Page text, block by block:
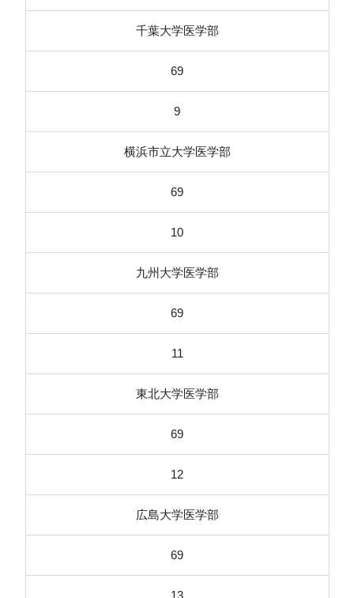
千葉大学医学部
69
9
横浜市立大学医学部
69
10
九州大学医学部
69
11
東北大学医学部
69
12
広島大学医学部
69